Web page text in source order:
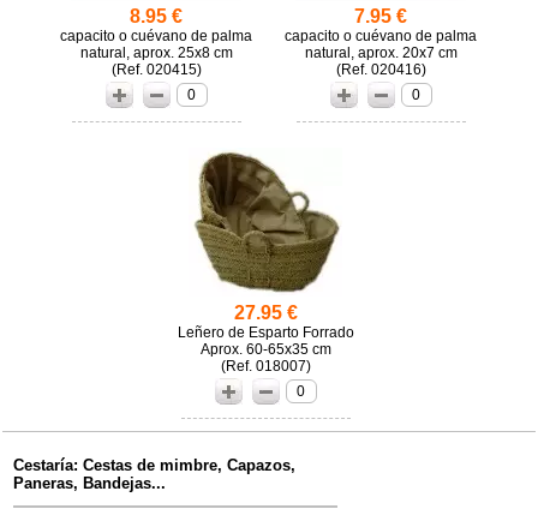
8.95 €
capacito o cuévano de palma
natural, aprox. 25x8 cm
(
020415)
0
7.95 €
capacito o cuévano de palma
natural, aprox. 20x7 cm
(
020416)
0
27.95 €
Leñero de Esparto Forrado
Aprox. 60-65x35 cm
(
018007)
0
Cestaría: Cestas de mimbre, Capazos,
Paneras, Bandejas...